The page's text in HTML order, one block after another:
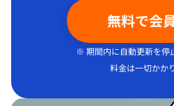
無料で会
※ 期間内に自動更新を停
料金は一切かか